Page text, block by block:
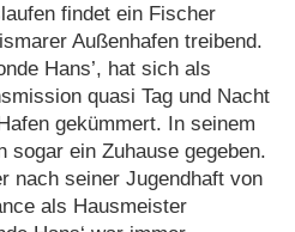
findet ein Fischer
Außenhafen treibend.
Hans’, hat sich als
quasi Tag und Nacht
gekümmert. In seinem
sogar ein Zuhause gegeben.
nach seiner Jugendhaft von
als Hausmeister